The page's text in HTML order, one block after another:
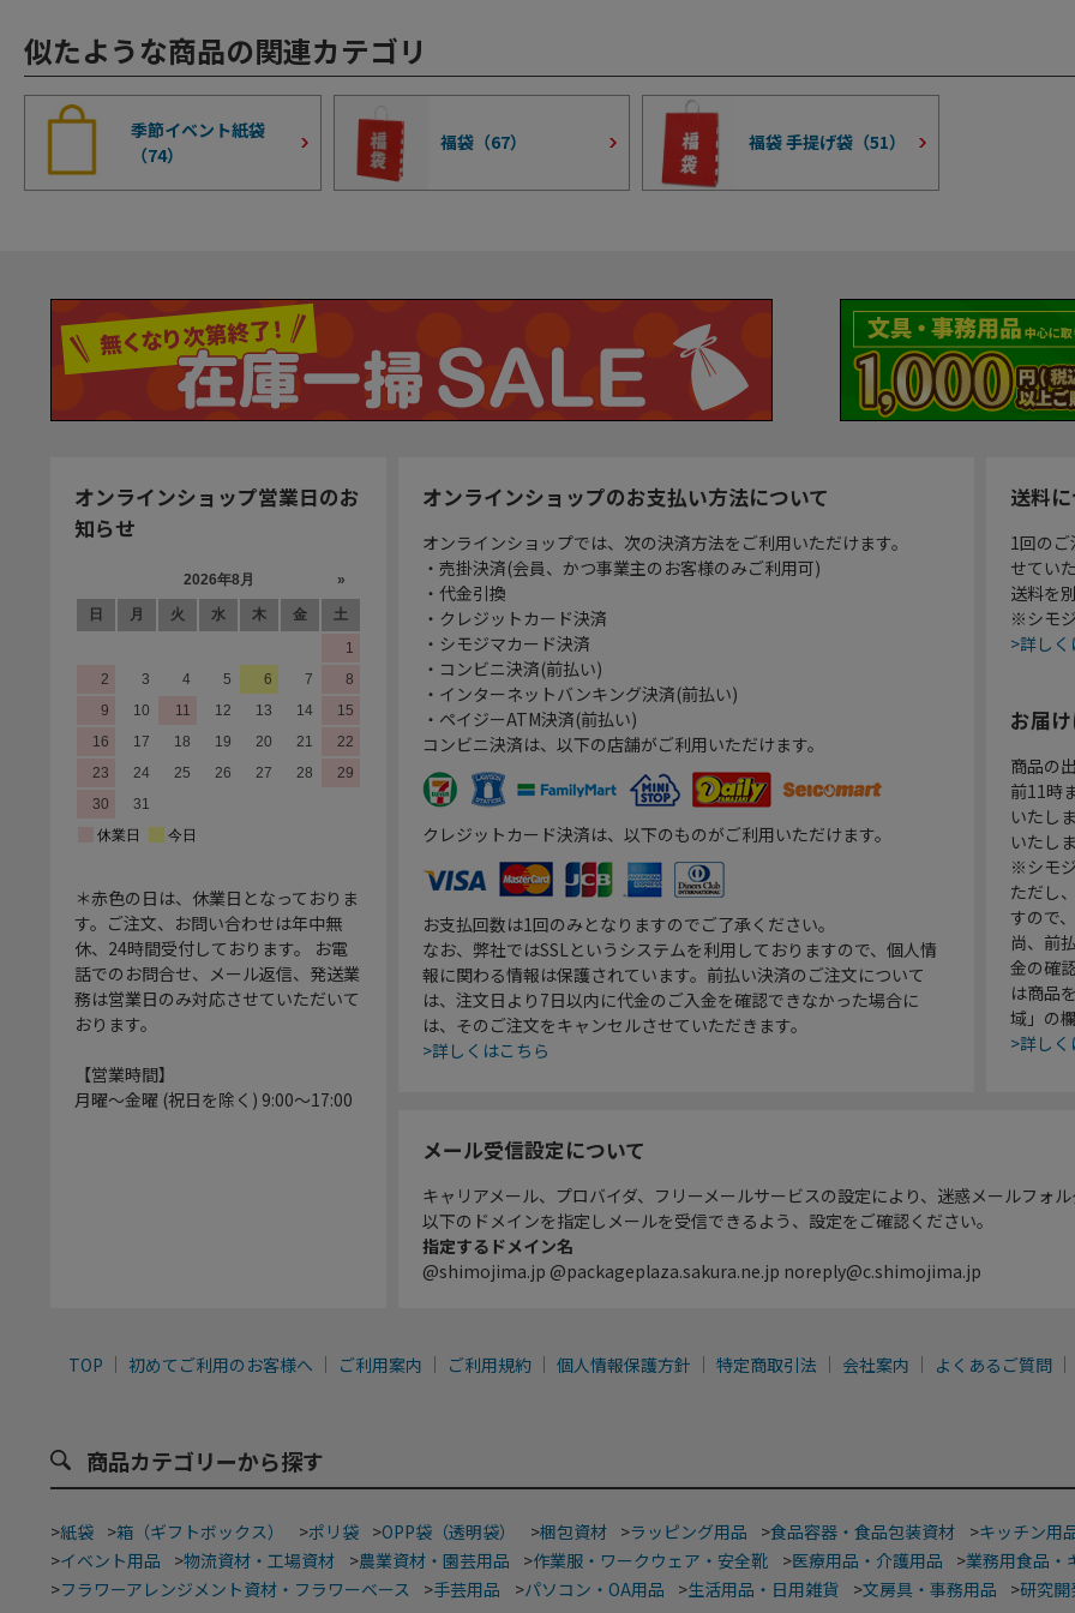
似たような商品の関連カテゴリ
季節イベント紙袋
（74）
福袋（67） 福袋 手提げ袋（51）
オンラインショップ営業日のお
知らせ
＊赤色の日は、休業日となっておりま
す。ご注文、お問い合わせは年中無
休、24時間受付しております。 お電
話でのお問合せ、メール返信、発送業
務は営業日のみ対応させていただいて
おります。
【営業時間】
月曜～金曜 (祝日を除く) 9:00～17:00
オンラインショップのお支払い方法について
オンラインショップでは、次の決済方法をご利用いただけます。
・売掛決済(会員、かつ事業主のお客様のみご利用可)
・代金引換
・クレジットカード決済
・シモジマカード決済
・コンビニ決済(前払い)
・インターネットバンキング決済(前払い)
・ペイジーATM決済(前払い)
コンビニ決済は、以下の店舗がご利用いただけます。
クレジットカード決済は、以下のものがご利用いただけます。
お支払回数は1回のみとなりますのでご了承ください。
なお、弊社ではSSLというシステムを利用しておりますので、個人情
報に関わる情報は保護されています。前払い決済のご注文について
は、注文日より7日以内に代金のご入金を確認できなかった場合に
は、そのご注文をキャンセルさせていただきます。
>詳しくはこちら
送料
1回の
せてい
送料を
※シモ
>詳し
お届
商品の
前11時
いたし
いたし
※シモ
ただし
すので
尚、前
金の確
は商品
域」の
>詳し
メール受信設定について
キャリアメール、プロバイダ、フリーメールサービスの設定により、迷惑メールフォ
以下のドメインを指定しメールを受信できるよう、設定をご確認ください。
指定するドメイン名
@shimojima.jp @packageplaza.sakura.ne.jp noreply@c.shimojima.jp
TOP 初めてご利用のお客様へ ご利用案内 ご利用規約 個人情報保護方針 特定商取引法 会社案内 よくあるご質問
商品カテゴリーから探す
>紙袋 >箱（ギフトボックス） >ポリ袋 >OPP袋（透明袋） >梱包資材 >ラッピング用品 >食品容器・食品包装資材 >キッチン用
>イベント用品 >物流資材・工場資材 >農業資材・園芸用品 >作業服・ワークウェア・安全靴 >医療用品・介護用品 >業務用食品・
>フラワーアレンジメント資材・フラワーベース >手芸用品 >パソコン・OA用品 >生活用品・日用雑貨 >文房具・事務用品 >研究開